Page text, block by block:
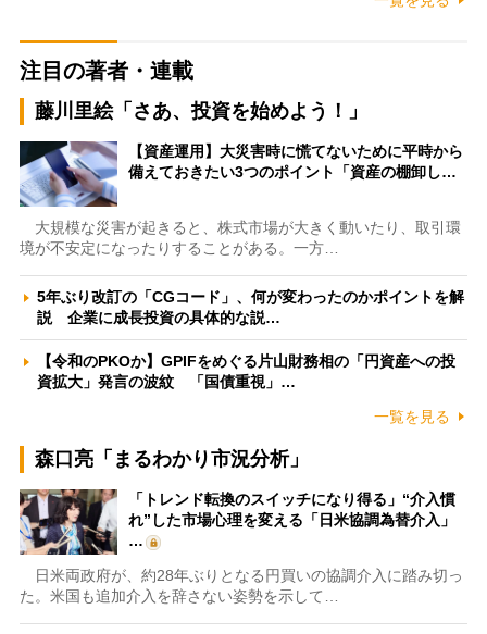
注目の著者・連載
藤川里絵「さあ、投資を始めよう！」
【資産運用】大災害時に慌てないために平時から
備えておきたい3つのポイント「資産の棚卸し…
大規模な災害が起きると、株式市場が大きく動いたり、取引環
境が不安定になったりすることがある。一方…
5年ぶり改訂の「CGコード」、何が変わったのかポイントを解
説 企業に成長投資の具体的な説…
【令和のPKOか】GPIFをめぐる片山財務相の「円資産への投
資拡大」発言の波紋 「国債重視」…
一覧を見る
森口亮「まるわかり市況分析」
「トレンド転換のスイッチになり得る」“介入慣
れ”した市場心理を変える「日米協調為替介入」
…
日米両政府が、約28年ぶりとなる円買いの協調介入に踏み切っ
た。米国も追加介入を辞さない姿勢を示して…